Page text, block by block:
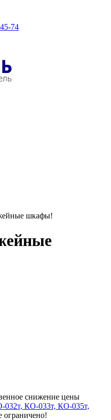
74
шкафы!
снижение цены
032т, КО-033т, КО-035т,